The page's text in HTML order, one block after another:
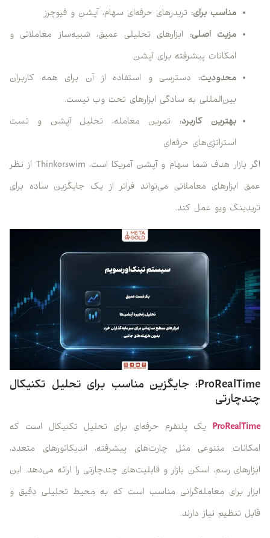
مناسب برای: تریدرهای حرفه‌ای سهام، آپشن و فیوچرز
مزیت اصلی: ابزارهای تحلیلی عمیق، شبیه‌ساز معاملاتی و
امکانات پیشرفته برای آپشن
محدودیت: دسترسی و استفاده از آن برای همه کاربران
بین‌المللی به سادگی ابزارهای تحت وب نیست.
بهترین کاربرد: تمرین معامله، تحلیل آپشن و تست
استراتژی‌های حرفه‌ای
اگر بازار هدف شما سهام و آپشن آمریکا است، Thinkorswim از نظر
عمق ابزارهای معاملاتی می‌تواند فراتر از یک جایگزین ساده برای
تریدینگ ویو عمل کند.
ProRealTime؛ جایگزین مناسب برای تحلیل تکنیکال
چندچارتی
ProRealTime یک پلتفرم حرفه‌ای برای تحلیل تکنیکال است که
امکانات متنوعی مثل چارت‌های پیشرفته، اندیکاتورهای متعدد،
ابزارهای رسم، اسکن بازار و قابلیت‌های چندچارتی را ارائه می‌دهد. این
ابزار برای معامله‌گرانی مناسب است که به محیط تحلیلی دقیق و
قابل تنظیم نیاز دارند.